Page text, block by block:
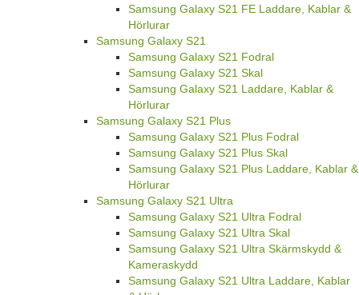
Samsung Galaxy S21 FE Laddare, Kablar &
Hörlurar
Samsung Galaxy S21
Samsung Galaxy S21 Fodral
Samsung Galaxy S21 Skal
Samsung Galaxy S21 Laddare, Kablar &
Hörlurar
Samsung Galaxy S21 Plus
Samsung Galaxy S21 Plus Fodral
Samsung Galaxy S21 Plus Skal
Samsung Galaxy S21 Plus Laddare, Kablar &
Hörlurar
Samsung Galaxy S21 Ultra
Samsung Galaxy S21 Ultra Fodral
Samsung Galaxy S21 Ultra Skal
Samsung Galaxy S21 Ultra Skärmskydd &
Kameraskydd
Samsung Galaxy S21 Ultra Laddare, Kablar